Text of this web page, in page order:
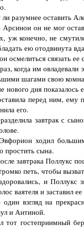
разумнее оставить
он не мог
уж конечно, не
ею отодвинута
осмелиться связать ее
когда им овладевали
шагами свою
дня показалось
перед ним, ему
его.
завтрак с
ходил
простить сына.
завтрака Поллукс
петь, чтобы
и Поллукс
ваятеля и заставил
взгляд на
и Антиной.
гостеприимный